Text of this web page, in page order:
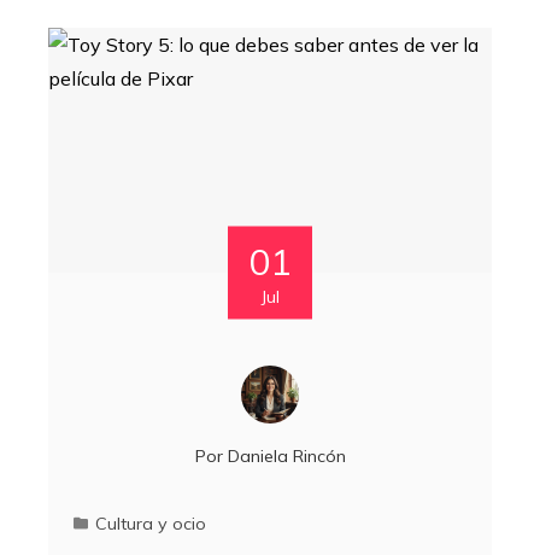
01
Jul
Por Daniela Rincón
Cultura y ocio